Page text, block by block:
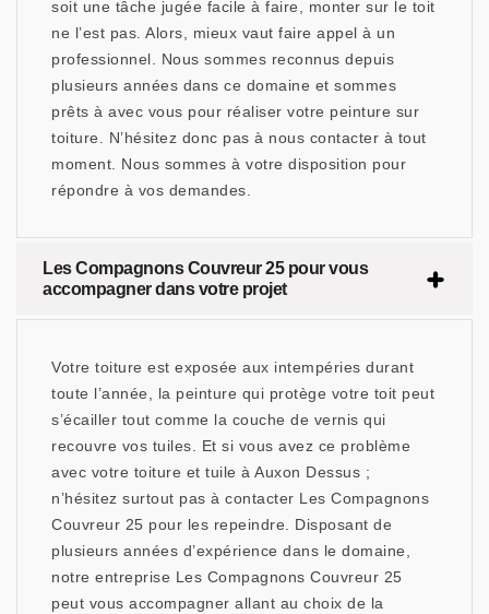
soit une tâche jugée facile à faire, monter sur le toit
ne l’est pas. Alors, mieux vaut faire appel à un
professionnel. Nous sommes reconnus depuis
plusieurs années dans ce domaine et sommes
prêts à avec vous pour réaliser votre peinture sur
toiture. N’hésitez donc pas à nous contacter à tout
moment. Nous sommes à votre disposition pour
répondre à vos demandes.
Les Compagnons Couvreur 25 pour vous
accompagner dans votre projet
Votre toiture est exposée aux intempéries durant
toute l’année, la peinture qui protège votre toit peut
s’écailler tout comme la couche de vernis qui
recouvre vos tuiles. Et si vous avez ce problème
avec votre toiture et tuile à Auxon Dessus ;
n’hésitez surtout pas à contacter Les Compagnons
Couvreur 25 pour les repeindre. Disposant de
plusieurs années d’expérience dans le domaine,
notre entreprise Les Compagnons Couvreur 25
peut vous accompagner allant au choix de la